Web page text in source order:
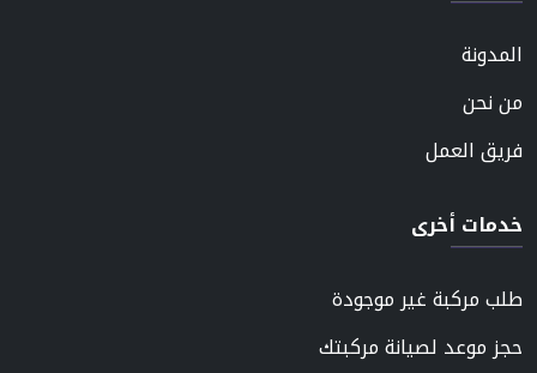
المدونة
من نحن
فريق العمل
خدمات أخرى
طلب مركبة غير موجودة
حجز موعد لصيانة مركبتك